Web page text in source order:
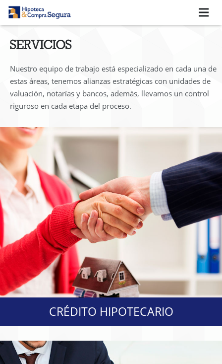
BLOG
VIDEOTECA
COMENTARIOS DE CLIENTES
CONTACTO
¿Cómo comprar tu casa con un crédito?
SERVICIOS
Nuestro equipo de trabajo está especializado en cada una de
estas áreas, tenemos alianzas estratégicas con unidades de
valuación, notarías y bancos, además, llevamos un control
riguroso en cada etapa del proceso.
CRÉDITO HIPOTECARIO